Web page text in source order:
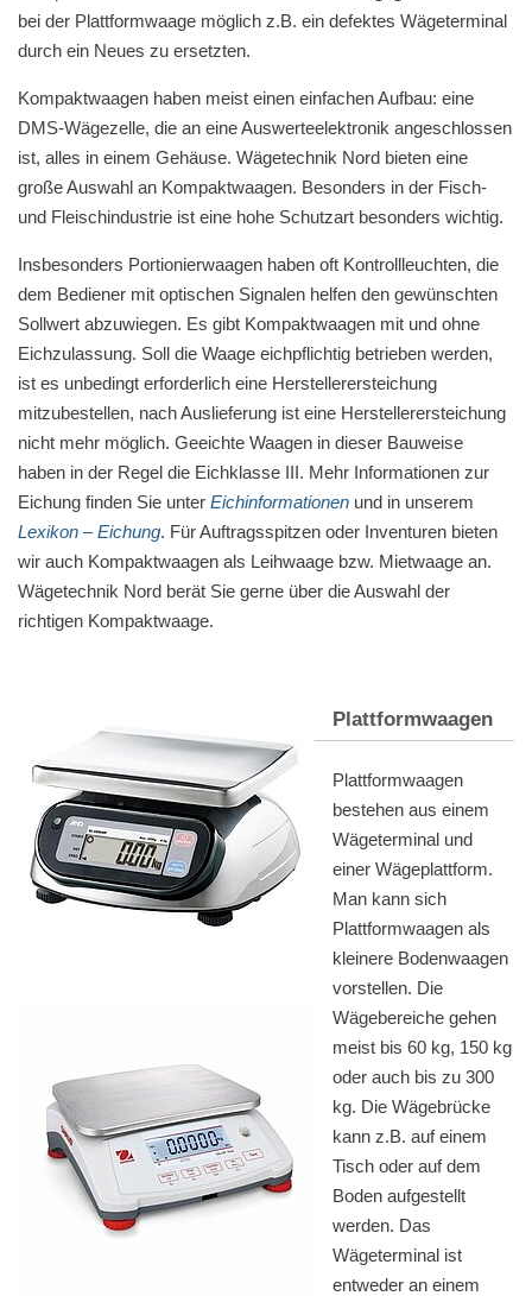
bei der Plattform­waage möglich z.B. ein defektes Wägeterminal
durch ein Neues zu ersetzten.
Kompaktwaagen haben meist einen einfachen Aufbau: eine
DMS-Wägezelle, die an eine Auswerteelektronik angeschlossen
ist, alles in einem Gehäuse. Wägetechnik Nord bieten eine
große Auswahl an Kompaktwaagen. Besonders in der Fisch-
und Fleischindustrie ist eine hohe Schutz­art besonders wichtig.
Insbesonders Portionierwaagen haben oft Kontrollleuchten, die
dem Bediener mit optischen Signalen helfen den gewünschten
Sollwert abzuwiegen. Es gibt Kompaktwaagen mit und ohne
Eichzulassung. Soll die Waage eichpflichtig betrieben werden,
ist es unbedingt erforderlich eine Hersteller­erst­eichung
mitzubestellen, nach Auslieferung ist eine Hersteller­erst­eichung
nicht mehr möglich. Geeichte Waagen in dieser Bauweise
haben in der Regel die Eichklasse III. Mehr Informationen zur
Eichung finden Sie unter Eichinformationen und in unserem
Lexikon – Eichung. Für Auftragsspitzen oder Inventuren bieten
wir auch Kompaktwaagen als Leihwaage bzw. Mietwaage an.
Wägetechnik Nord berät Sie gerne über die Auswahl der
richtigen Kompaktwaage.
Plattformwaagen
Plattformwaagen
bestehen aus einem
Wägeterminal und
einer Wägeplattform.
Man kann sich
Plattformwaagen als
kleinere Bodenwaagen
vorstellen. Die
Wägebereiche gehen
meist bis 60 kg, 150 kg
oder auch bis zu 300
kg. Die Wägebrücke
kann z.B. auf einem
Tisch oder auf dem
Boden aufgestellt
werden. Das
Wägeterminal ist
entweder an einem